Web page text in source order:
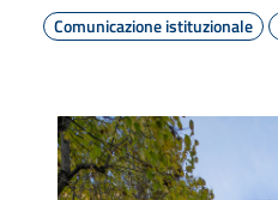
Comunicazione istituzionale